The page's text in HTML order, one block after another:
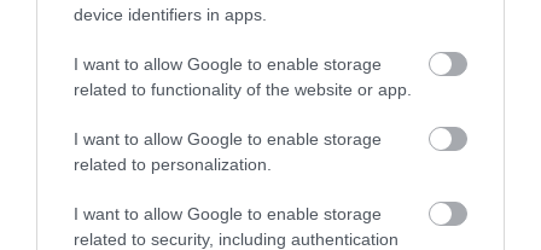
device identifiers in apps.
I want to allow Google to enable storage
related to functionality of the website or app.
I want to allow Google to enable storage
related to personalization.
I want to allow Google to enable storage
related to security, including authentication
ELOLTOTTÁK A TÜZET
DÉDESTAPOLCSÁNYNÁL, KILENCÓRÁS
2026. augusztus 06|Környék ügye